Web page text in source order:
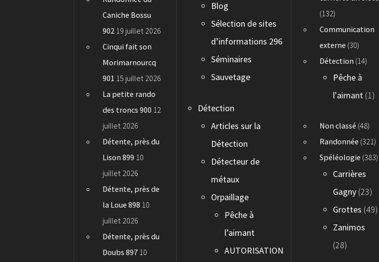
Caniche Bossu
902 19 juillet 2026
Cinqui fait son
Morimarnourcq
901 15 juillet 2026
La petite rando
des troncs 900 12
juillet 2026
Détente, près du
Lison 899 10
juillet 2026
Détente, près de
la Loue 898 10
juillet 2026
Détente, près du
Doubs 897 10
Blog
Sélection de sites
d’informations 296
Séminaires
Sauvetage
Détection
Articles sur la
Détection
Détecteur de
métaux
Orpaillage
Pêche à
l’aimant
AUTORISATION
(132)
Communication
externe (30)
Détection (14)
Pêche à
l'aimant (1)
Non classé (48)
Randonnée (321)
Spéléologie (383)
Carrières
Gagny (23)
Grottes (49)
Zanimos
(28)